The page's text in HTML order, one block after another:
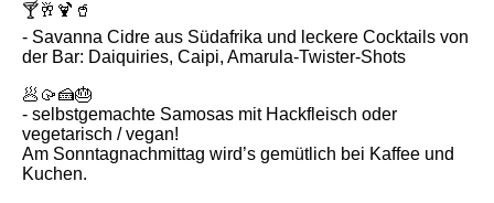
🍸🥂🍹🥤
- Savanna Cidre aus Südafrika und leckere Cocktails von
der Bar: Daiquiries, Caipi, Amarula-Twister-Shots
🥟🥠🍰🎂
- selbstgemachte Samosas mit Hackfleisch oder
vegetarisch / vegan!
Am Sonntagnachmittag wird’s gemütlich bei Kaffee und
Kuchen.